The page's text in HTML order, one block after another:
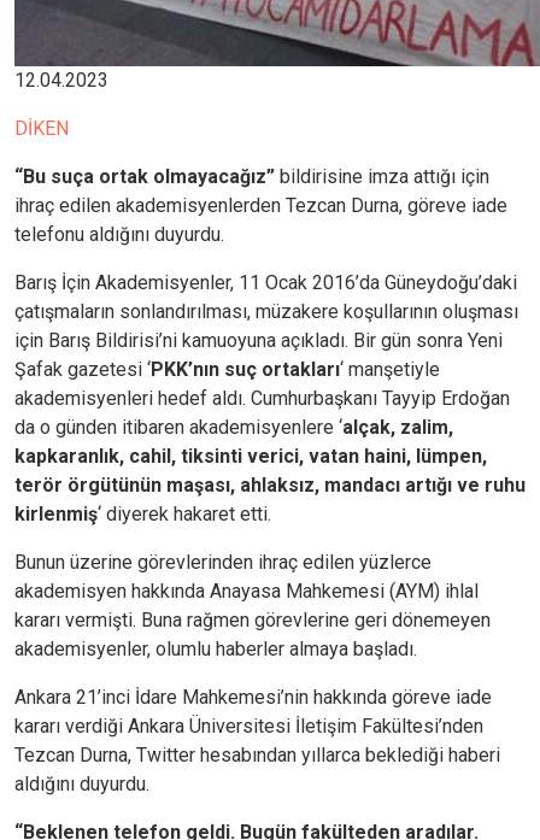
12.04.2023
DİKEN
“Bu suça ortak olmayacağız” bildirisine imza attığı için
ihraç edilen akademisyenlerden Tezcan Durna, göreve iade
telefonu aldığını duyurdu.
Barış İçin Akademisyenler, 11 Ocak 2016’da Güneydoğu’daki
çatışmaların sonlandırılması, müzakere koşullarının oluşması
için Barış Bildirisi’ni kamuoyuna açıkladı. Bir gün sonra Yeni
Şafak gazetesi ‘PKK’nın suç ortakları‘ manşetiyle
akademisyenleri hedef aldı. Cumhurbaşkanı Tayyip Erdoğan
da o günden itibaren akademisyenlere ‘alçak, zalim,
kapkaranlık, cahil, tiksinti verici, vatan haini, lümpen,
terör örgütünün maşası, ahlaksız, mandacı artığı ve ruhu
kirlenmiş‘ diyerek hakaret etti.
Bunun üzerine görevlerinden ihraç edilen yüzlerce
akademisyen hakkında Anayasa Mahkemesi (AYM) ihlal
kararı vermişti. Buna rağmen görevlerine geri dönemeyen
akademisyenler, olumlu haberler almaya başladı.
Ankara 21’inci İdare Mahkemesi’nin hakkında göreve iade
kararı verdiği Ankara Üniversitesi İletişim Fakültesi’nden
Tezcan Durna, Twitter hesabından yıllarca beklediği haberi
aldığını duyurdu.
“Beklenen telefon geldi. Bugün fakülteden aradılar.